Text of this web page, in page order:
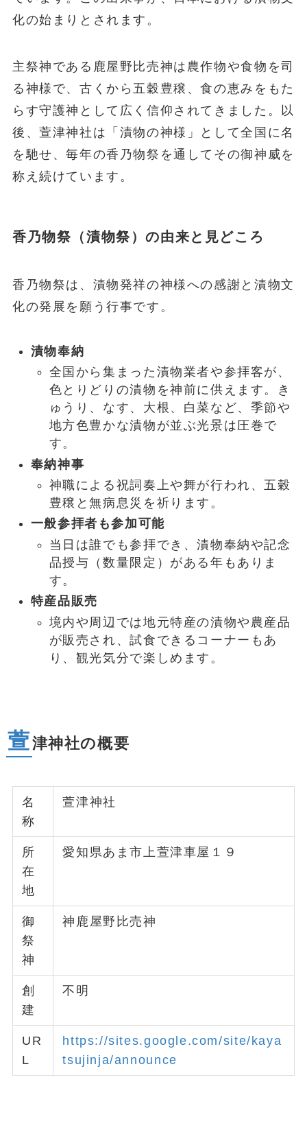
化の始まりとされます。
主祭神である鹿屋野比売神は農作物や食物を司
る神様で、古くから五穀豊穣、食の恵みをもた
らす守護神として広く信仰されてきました。以
後、萱津神社は「漬物の神様」として全国に名
を馳せ、毎年の香乃物祭を通してその御神威を
称え続けています。
香乃物祭（漬物祭）の由来と見どころ
香乃物祭は、漬物発祥の神様への感謝と漬物文
化の発展を願う行事です。
漬物奉納
全国から集まった漬物業者や参拝客が、
色とりどりの漬物を神前に供えます。き
ゅうり、なす、大根、白菜など、季節や
地方色豊かな漬物が並ぶ光景は圧巻で
す。
奉納神事
神職による祝詞奏上や舞が行われ、五穀
豊穣と無病息災を祈ります。
一般参拝者も参加可能
当日は誰でも参拝でき、漬物奉納や記念
品授与（数量限定）がある年もありま
す。
特産品販売
境内や周辺では地元特産の漬物や農産品
が販売され、試食できるコーナーもあ
り、観光気分で楽しめます。
萱津神社の概要
名
称
萱津神社
所
在
地
愛知県あま市上萱津車屋１９
御
祭
神
神鹿屋野比売神
創
建
不明
UR
L
https://sites.google.com/site/kaya
tsujinja/announce